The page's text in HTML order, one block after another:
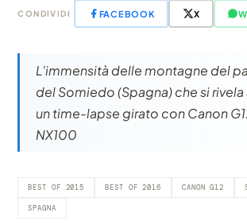
CONDIVIDI FACEBOOK X
L'immensità delle montagne del
del Somiedo (Spagna) che si
un time-lapse girato con Canon
NX100
BEST OF 2015 BEST OF 2016 CANON G12
SPAGNA